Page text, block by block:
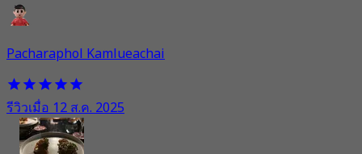
Pacharaphol Kamlueachai
รีวิวเมื่อ 12 ส.ค. 2025